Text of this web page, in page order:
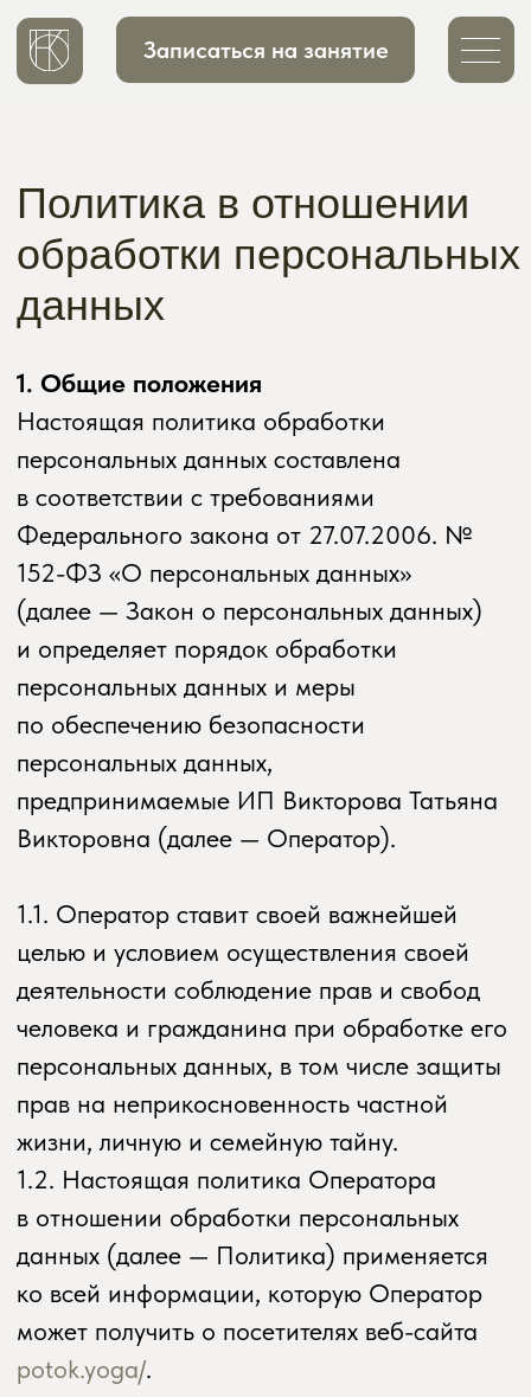
обработки персональных
данных
1. Общие положения
Настоящая политика обработки
персональных данных составлена
Федерального закона от 27.07.2006. №
152-ФЗ «О персональных данных»
(далее — Закон о персональных данных)
и определяет порядок обработки
персональных данных и меры
по обеспечению безопасности
персональных данных,
предпринимаемые ИП Викторова Татьяна
Викторовна (далее — Оператор).
1.1. Оператор ставит своей важнейшей
целью и условием осуществления своей
деятельности соблюдение прав и свобод
человека и гражданина при обработке его
персональных данных, в том числе защиты
прав на неприкосновенность частной
жизни, личную и семейную тайну.
1.2. Настоящая политика Оператора
ко всей информации, которую Оператор
может получить о посетителях веб-сайта
2. Основные понятия, используемые
в Политике
2.1. Автоматизированная обработка
персональных данных — обработка
персональных данных с помощью средств
вычислительной техники.
2.2. Блокирование персональных
данных — временное прекращение
обработки персональных данных
(за исключением случаев, если обработка
необходима для уточнения персональных
данных).
2.3. Веб-сайт — совокупность графических
и информационных материалов, а также